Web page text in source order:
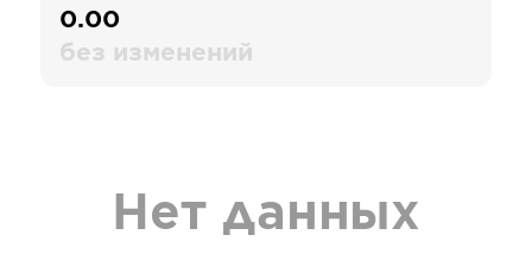
0.00
без изменений
Нет данных